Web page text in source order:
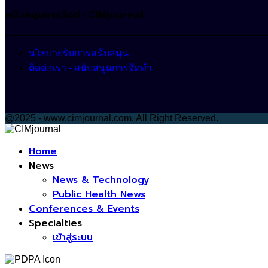
สนับสนุนการจัดทำ CIMjournal
นโยบายรับการสนับสนุน
ติดต่อเรา - สนับสนุนการจัดทำ
@2025 - www.cimjournal.com. All Right Reserved.
Home
News
News & Technology
Public Health News
Conferences & Events
Specialties
เข้าสู่ระบบ